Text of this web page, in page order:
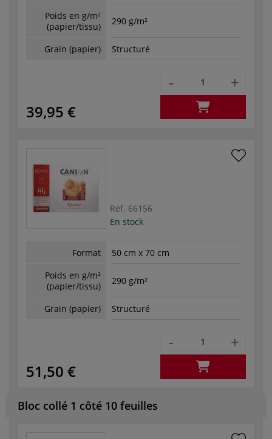
Poids en g/m²
(papier/tissu)
290 g/m²
Grain (papier) Structuré
39,95 €
- +
Réf. 66156
En stock
Format
50 cm x 70 cm
Poids en g/m²
(papier/tissu)
290 g/m²
Grain (papier) Structuré
51,50 €
- +
Bloc collé 1 côté 10 feuilles